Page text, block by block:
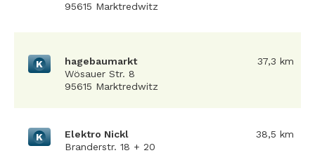
95615 Marktredwitz
K
hagebaumarkt
Wösauer Str. 8
95615 Marktredwitz
37,3 km
K
Elektro Nickl
Branderstr. 18 + 20
38,5 km